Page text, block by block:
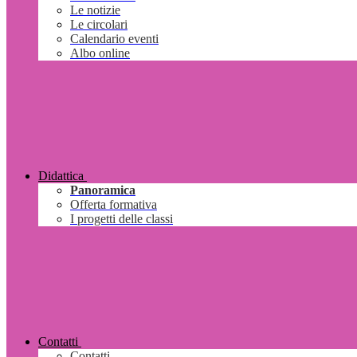
Le notizie
Le circolari
Calendario eventi
Albo online
Didattica
Panoramica
Offerta formativa
I progetti delle classi
Contatti